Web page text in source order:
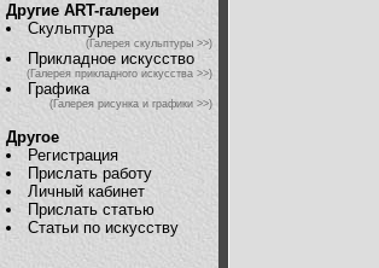
Другие ART-галереи
Скульптура
(Галерея скульптуры >>)
Прикладное искусство
(Галерея прикладного искусства >>)
Графика
(Галерея рисунка и графики >>)
Другое
Регистрация
Прислать работу
Личный кабинет
Прислать статью
Статьи по искусству